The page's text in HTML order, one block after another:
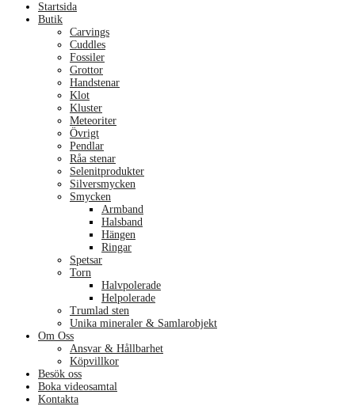
Startsida
Butik
Carvings
Cuddles
Fossiler
Grottor
Handstenar
Klot
Kluster
Meteoriter
Övrigt
Pendlar
Råa stenar
Selenitprodukter
Silversmycken
Smycken
Armband
Halsband
Hängen
Ringar
Spetsar
Torn
Halvpolerade
Helpolerade
Trumlad sten
Unika mineraler & Samlarobjekt
Om Oss
Ansvar & Hållbarhet
Köpvillkor
Besök oss
Boka videosamtal
Kontakta